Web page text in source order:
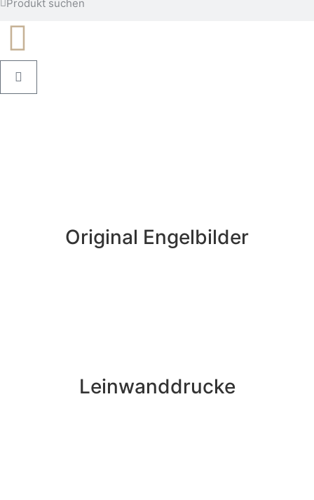
Original Engelbilder
Leinwanddrucke